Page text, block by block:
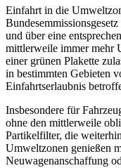
Einfahrt in die
und über eine
mittlerweile immer mehr
einer grünen Plakette
in bestimmten Gebieten
Einfahrtserlaubnis
Insbesondere für
ohne den mittlerweile
Partikelfilter, die
Umweltzonen genießen
Neuwagenanschaffung